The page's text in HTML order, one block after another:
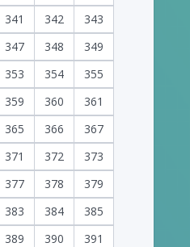
341 342
343
347 348
349
353 354
355
359 360
361
365 366
367
371 372
373
377 378
379
383 384
385
389 390
391